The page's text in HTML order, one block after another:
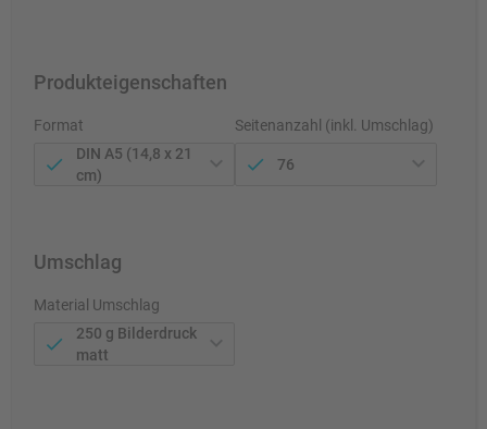
Produkteigenschaften
Format
DIN A5 (14,8 x 21
cm)
Seitenanzahl (inkl. Umschlag)
76
Umschlag
Material Umschlag
250 g Bilderdruck
matt